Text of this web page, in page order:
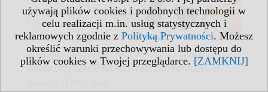
używają plików cookies i podobnych technologii w
celu realizacji m.in. usług statystycznych i
reklamowych zgodnie z Polityką Prywatności. Możesz
określić warunki przechowywania lub dostępu do
plików cookies w Twojej przeglądarce. [ZAMKNIJ]
Zdobądź inżynierski fach w stolicy i zaplanuj
swoją przyszłość na kierunku budownictwo w